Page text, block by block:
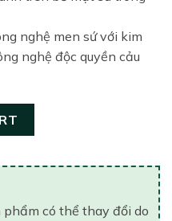
nghệ men sứ với kim
nghệ độc quyền cảu
phẩm có thể thay đổi do